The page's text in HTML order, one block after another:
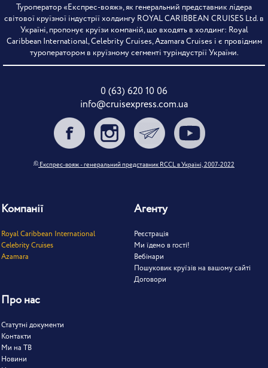
Туроператор «Експрес-вояж», як генеральний представник лідера
світової круїзної індустрії холдингу ROYAL CARIBBEAN CRUISES Ltd. в
Україні, пропонує круїзи компаній, що входять в холдинг: Royal
Caribbean International, Celebrity Cruises, Azamara Cruises і є провідним
туроператором в круїзному сегменті туріндустрії України.
0 (63) 620 10 06
info@cruisexpress.com.ua
© Експрес-вояж - генеральний представник RCCL в Україні, 2007-2022
Компанії
Royal Caribbean International
Celebrity Cruises
Azamara
Агенту
Реєстрація
Ми їдемо в гості!
Вебінари
Пошуковик круїзів на вашому сайті
Договори
Про нас
Статутні документи
Контакти
Ми на ТВ
Новини